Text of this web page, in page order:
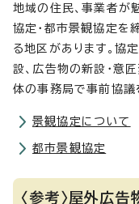
地域の住民、事業者が
協定・都市景観協定を
る地区があります。協
設、広告物の新設・意
体の事務局で事前協議
景観協定について
都市景観協定
〈参考〉屋外広